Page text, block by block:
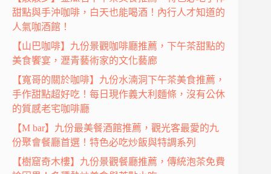
甜點與手沖咖啡，白天也能喝酒！內行人才知道的
人氣咖酒館！
【山巴咖啡】九份景觀咖啡廳推薦，下午茶甜點的
美食饗宴，瀝青藝術家的文化藝廊
【寬哥的關於咖啡】九份水湳洞下午茶美食推薦，
手作甜點超好吃！每日現作義大利麵條，沒有公休
的質感老宅咖啡廳
【M bar】九份最美餐酒館推薦，觀光客最愛的九
份聚會餐廳首選！特色必吃炒飯與特調系列
【樹窟奇木樓】九份景觀餐廳推薦，傳統泡茶免費